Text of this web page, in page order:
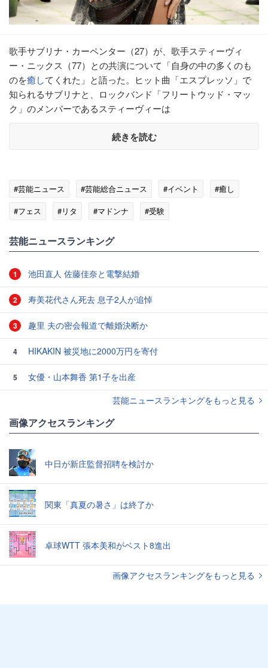
歌手サブリナ・カーペンター（27）が、歌手スティーヴィ
ー・ニックス（77）との共演について「自身の中の多くのも
のを癒してくれた」と語った。ヒット曲「エスプレッソ」で
知られるサブリナと、ロックバンド「フリートウッド・マッ
ク」のメンバーであるスティーヴィーは
続きを読む
#芸能ニュース #芸能総合ニュース #イベント
#癒し
#フェス
#リタ #マドンナ #受験
芸能ニュースランキング
1 池田直人 佐藤佳奈と電撃結婚
2 寿美花代さん死去 息子2人が追悼
3 趣里 夫の密会報道で離婚決断か
4 HIKAKIN 被災地に2000万円を寄付
5
女優・山本舞香 第1子を出産
芸能ニュースランキングをもっと見る
画像アクセスランキング
中日が新庄監督招聘を検討か
関東「真夏の暑さ」は終了か
卓球WTT 張本美和がベスト8進出
画像アクセスランキングをもっと見る